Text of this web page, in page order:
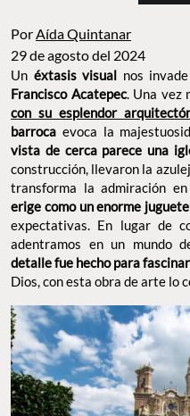
PorAída Quintanar
29 de agosto del 2024
Un éxtasis visual nos
Francisco Acatepec. Una vez
con su esplendor
barroca evoca la
vista de cerca parece una
construcción, llevaron la
transforma la admiración
erige como un enorme
expectativas. En lugar de
adentramos en un mundo
detalle fue hecho para fascinar
Dios, con esta obra de arte lo